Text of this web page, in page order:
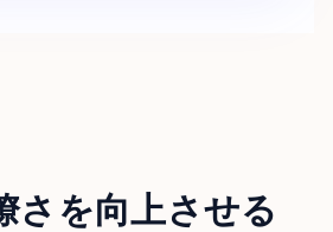
さを向上させる